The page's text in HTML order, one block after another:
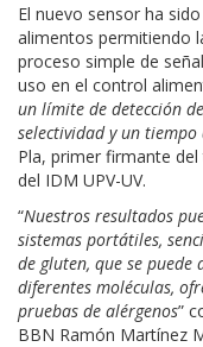
El nuevo sensor ha
alimentos permitiendo
proceso simple de
uso en el control
un límite de detección
selectividad y un
Pla, primer firmante
del IDM UPV-UV.
“Nuestros resultados
sistemas portátiles,
de gluten, que se
diferentes moléculas,
pruebas de alérgenos”
BBN Ramón Martínez